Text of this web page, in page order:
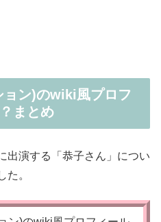
ン)のwiki風プロフ
まとめ
出演する「恭子さん」につい
た。